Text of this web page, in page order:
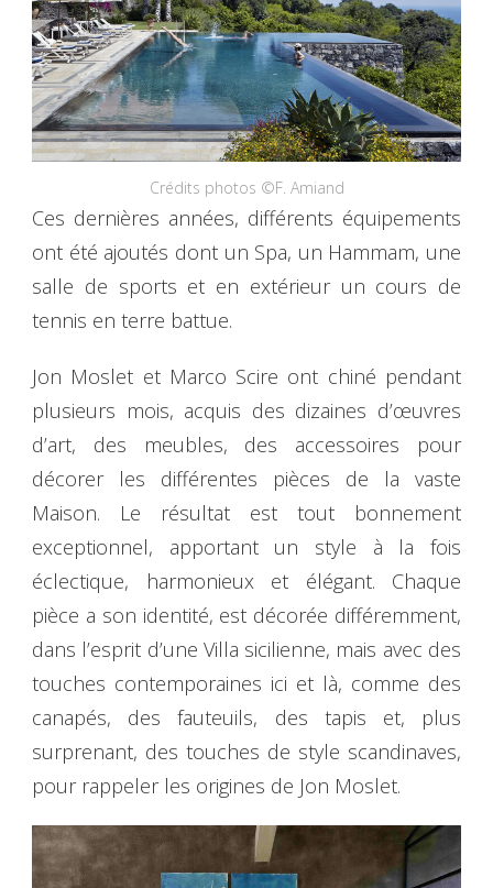
Crédits photos ©F. Amiand
Ces dernières années, différents équipements
ont été ajoutés dont un Spa, un Hammam, une
salle de sports et en extérieur un cours de
tennis en terre battue.
Jon Moslet et Marco Scire ont chiné pendant
plusieurs mois, acquis des dizaines d’œuvres
d’art, des meubles, des accessoires pour
décorer les différentes pièces de la vaste
Maison. Le résultat est tout bonnement
exceptionnel, apportant un style à la fois
éclectique, harmonieux et élégant. Chaque
pièce a son identité, est décorée différemment,
dans l’esprit d’une Villa sicilienne, mais avec des
touches contemporaines ici et là, comme des
canapés, des fauteuils, des tapis et, plus
surprenant, des touches de style scandinaves,
pour rappeler les origines de Jon Moslet.